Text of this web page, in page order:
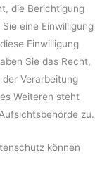
die Berichtigung
eine Einwilligung
Einwilligung
Sie das Recht,
Verarbeitung
Weiteren steht
zu.
können